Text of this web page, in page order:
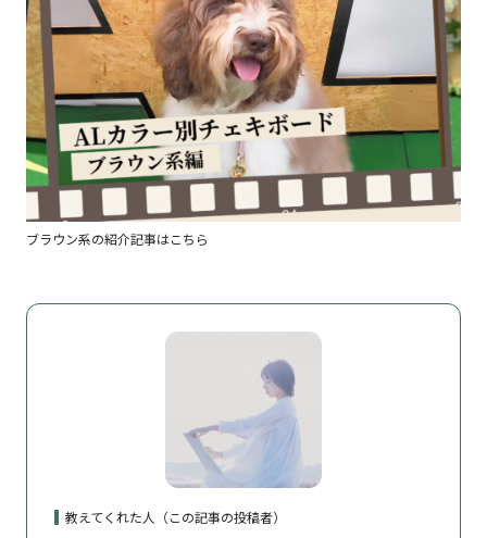
ブラウン系の紹介記事はこちら
教えてくれた人（この記事の投稿者）